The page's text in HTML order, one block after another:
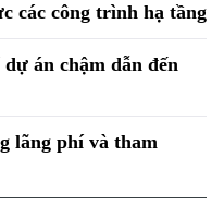
các công trình hạ tầng
án chậm dẫn đến
lãng phí và tham